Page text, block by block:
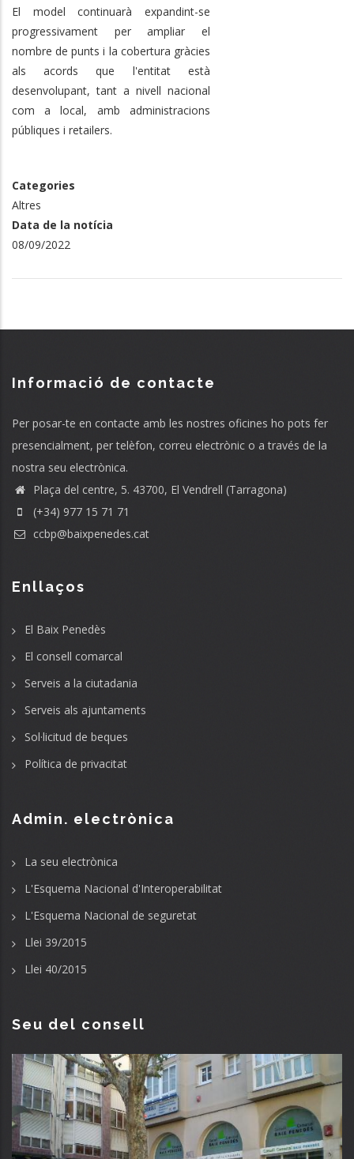
El model continuarà expandint-se
progressivament per ampliar el
nombre de punts i la cobertura gràcies
als acords que l'entitat està
desenvolupant, tant a nivell nacional
com a local, amb administracions
públiques i retailers.
Categories
Altres
Data de la notícia
08/09/2022
Informació de contacte
Per posar-te en contacte amb les nostres oficines ho pots fer
presencialment, per telèfon, correu electrònic o a través de la
nostra seu electrònica.
Plaça del centre, 5. 43700, El Vendrell (Tarragona)
(+34) 977 15 71 71
ccbp@baixpenedes.cat
Enllaços
El Baix Penedès
El consell comarcal
Serveis a la ciutadania
Serveis als ajuntaments
Sol·licitud de beques
Política de privacitat
Admin. electrònica
La seu electrònica
L'Esquema Nacional d'Interoperabilitat
L'Esquema Nacional de seguretat
Llei 39/2015
Llei 40/2015
Seu del consell